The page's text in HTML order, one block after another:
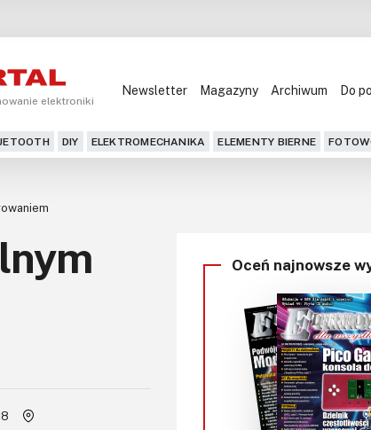
elektroniki
Newsletter Magazyny Archiwum Do
DIY ELEKTROMECHANIKA ELEMENTY BIERNE
Blog
DIY+
Czytelnia
Dla Ciebie
KITy AVT
Oceń najnowsze